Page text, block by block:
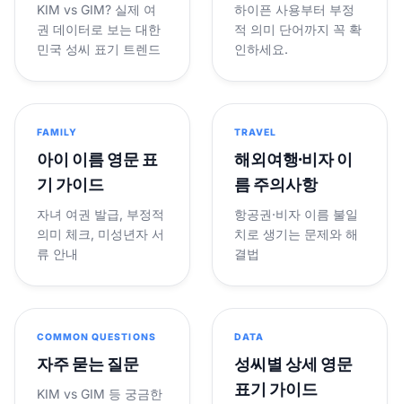
KIM vs GIM? 실제 여
권 데이터로 보는 대한
민국 성씨 표기 트렌드
하이픈 사용부터 부정
적 의미 단어까지 꼭 확
인하세요.
FAMILY
아이 이름 영문 표
기 가이드
자녀 여권 발급, 부정적
의미 체크, 미성년자 서
류 안내
TRAVEL
해외여행·비자 이
름 주의사항
항공권·비자 이름 불일
치로 생기는 문제와 해
결법
COMMON QUESTIONS
자주 묻는 질문
KIM vs GIM 등 궁금한
DATA
성씨별 상세 영문
표기 가이드